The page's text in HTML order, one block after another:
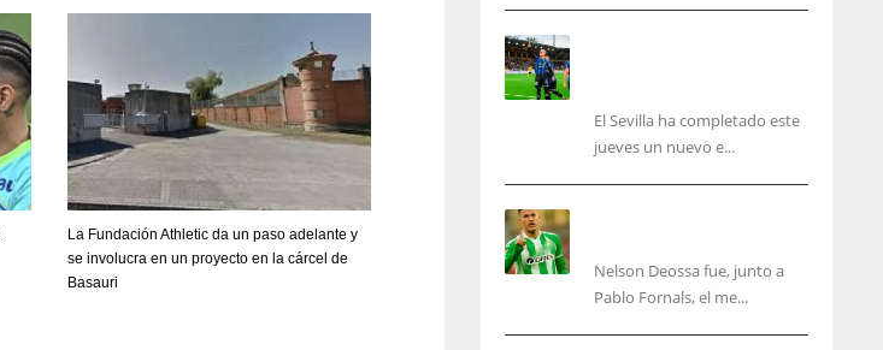
NE IND NYJ
La Fundación Athletic da un paso adelante y
se involucra en un proyecto en la cárcel de
Basauri
El Sevilla ha completado este
jueves un nuevo e...
Nelson Deossa fue, junto a
Pablo Fornals, el me...